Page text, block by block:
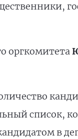
оргкомитета
список,
в